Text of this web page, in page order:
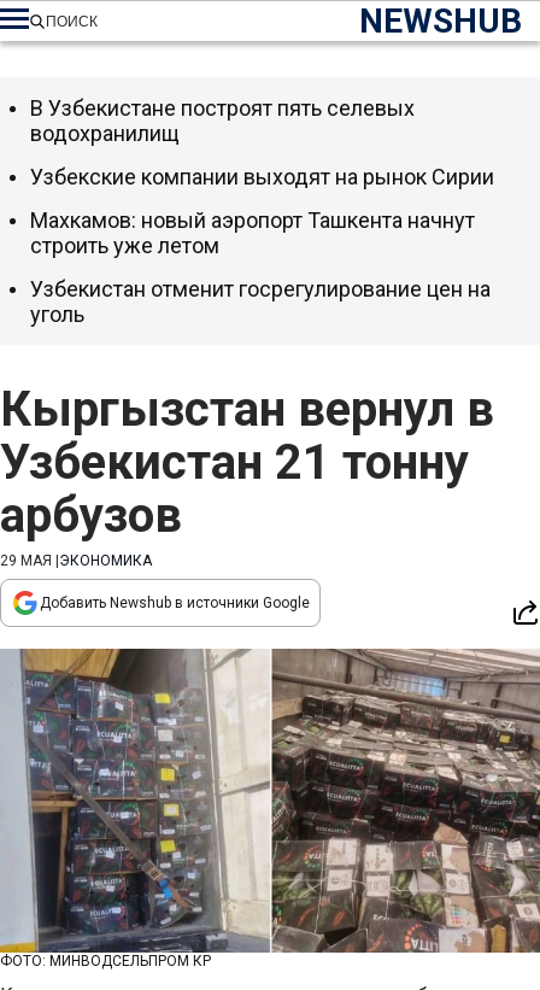
NEWSHUB
ПОИСК
Кыргызстан вернул в
Узбекистан 21 тонну
арбузов
29 МАЯ ЭКОНОМИКА
Добавить Newshub в источники Google
ФОТО: МИНВОДСЕЛЬПРОМ КР
В Узбекистане построят пять селевых
водохранилищ
Узбекские компании выходят на рынок Сирии
Махкамов: новый аэропорт Ташкента начнут
строить уже летом
Узбекистан отменит госрегулирование цен на
уголь